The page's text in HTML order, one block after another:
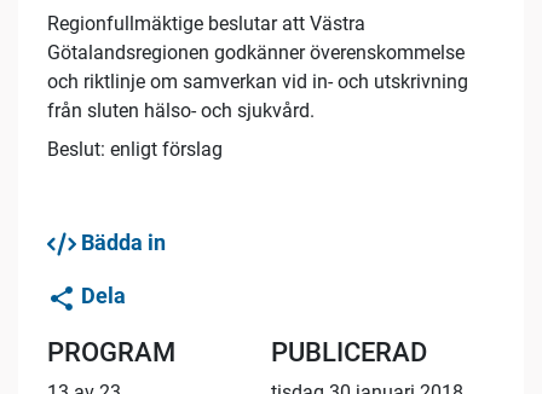
Regionfullmäktige beslutar att Västra
Götalandsregionen godkänner överenskommelse
och riktlinje om samverkan vid in- och utskrivning
från sluten hälso- och sjukvård.
Beslut: enligt förslag
Bädda in
Dela
PROGRAM PUBLICERAD